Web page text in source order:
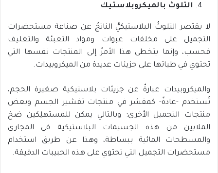
التلوث بالميكروبلاستيك
لا يقتصر التلوثُ البلاستيكيُّ الناتجُ عن صناعة مستحضرات
التجميل على مخلفات عبوات ومواد التعبئة والتغليف
فحسب، وإنما يتخطى هذا الأمرُ إلى المنتجات نفسها التي
تحتوي في طياتها على جزيئات عديدة من الميكروبيدات.
والميكروبيدات عبارةٌ عن جزيئات بلاستيكية صغيرة الحجم،
تُستخدم -عادةً- كمقشر في منتجات تقشير الجسم وبعض
منتجات التجميل الأخرى؛ وبالتالي يمكن للمستهلِكين ضخ
الملايين من هذه الجسيمات البلاستيكية في المجاري
والمسطحات المائية ببساطة، وهذا عن طريق استخدام
مستحضرات التجميل التي تحتوي على هذه الحبيبات الدقيقة.